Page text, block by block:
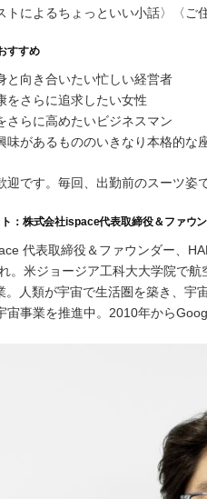
トによるちょっといい小話〉〈ご
すすめ
と向き合いたい忙しい経営者
をさらに追求したい女性
さらに高めたいビジネスマン
味があるもののいきなり本格的な
迎です。毎回、出勤前のスーツ姿
：株式会社ispace代表取締役＆ファウ
代表取締役＆ファウンダー、
。米ジョージア工科大大学院で
。人類が宇宙で生活圏を築き、宇
宙事業を推進中。2010年から